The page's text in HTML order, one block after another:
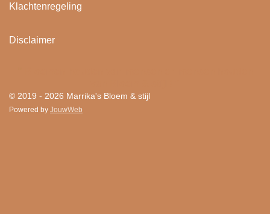
Klachtenregeling
Disclaimer
© 2019 - 2026 Marrika's Bloem & stijl
Powered by JouwWeb